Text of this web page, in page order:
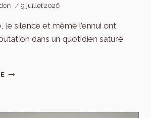
9 juillet 2026
le silence et même l’ennui ont
dans un quotidien saturé
ENNUI,
NEUVES